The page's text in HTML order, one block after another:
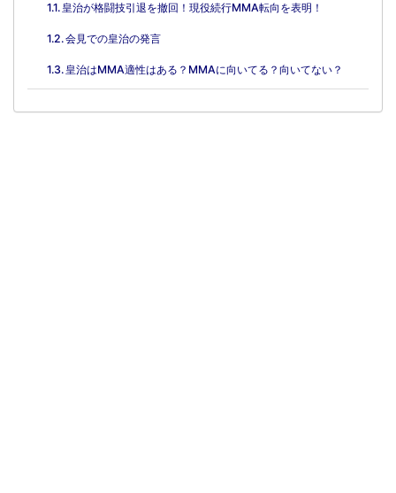
皇治が格闘技引退を撤回！現役続行MMA転向を表明！
会見での皇治の発言
皇治はMMA適性はある？MMAに向いてる？向いてない？